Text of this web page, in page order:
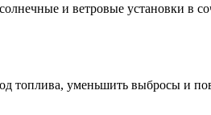
и ветровые установки в
топлива, уменьшить выбросы и